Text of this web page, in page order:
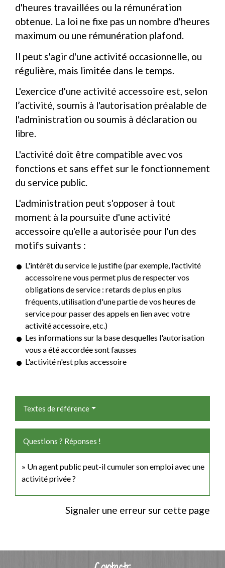
d'heures travaillées ou la rémunération
obtenue. La loi ne fixe pas un nombre d'heures
maximum ou une rémunération plafond.
Il peut s'agir d'une activité occasionnelle, ou
régulière, mais limitée dans le temps.
L'exercice d'une activité accessoire est, selon
l’activité, soumis à l'autorisation préalable de
l'administration ou soumis à déclaration ou
libre.
L'activité doit être compatible avec vos
fonctions et sans effet sur le fonctionnement
du service public.
L'administration peut s'opposer à tout
moment à la poursuite d'une activité
accessoire qu'elle a autorisée pour l'un des
motifs suivants :
L'intérêt du service le justifie (par exemple, l'activité
accessoire ne vous permet plus de respecter vos
obligations de service : retards de plus en plus
fréquents, utilisation d'une partie de vos heures de
service pour passer des appels en lien avec votre
activité accessoire, etc.)
Les informations sur la base desquelles l'autorisation
vous a été accordée sont fausses
L'activité n'est plus accessoire
Textes de référence
Questions ? Réponses !
Un agent public peut-il cumuler son emploi avec une
activité privée ?
Signaler une erreur sur cette page